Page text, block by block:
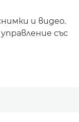
и видео.
със